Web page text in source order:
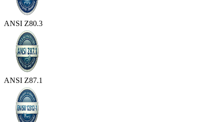
ANSI Z80.3
ANSI Z87.1